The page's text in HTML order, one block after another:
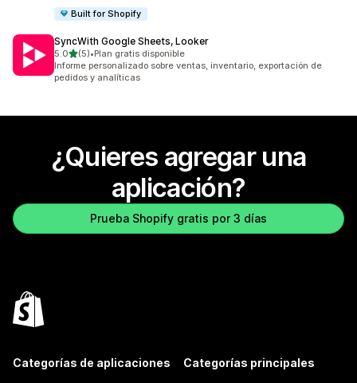
Built for Shopify
SyncWith Google Sheets, Looker
5.0de 5 estrellas
(5)
5 reseñas en total
•Plan gratis disponible
Informe personalizado sobre ventas, inventario, exportación de
pedidos y analíticas
¿Quieres agregar una
aplicación?
Prueba Shopify gratis por 3 días
Categorías de aplicaciones Categorías principales